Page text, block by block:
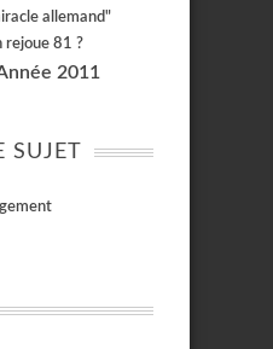
allemand"
rejoue 81 ?
2011
SUJET